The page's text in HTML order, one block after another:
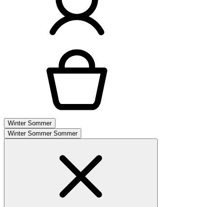
Winter Sommer
Winter Sommer Sommer